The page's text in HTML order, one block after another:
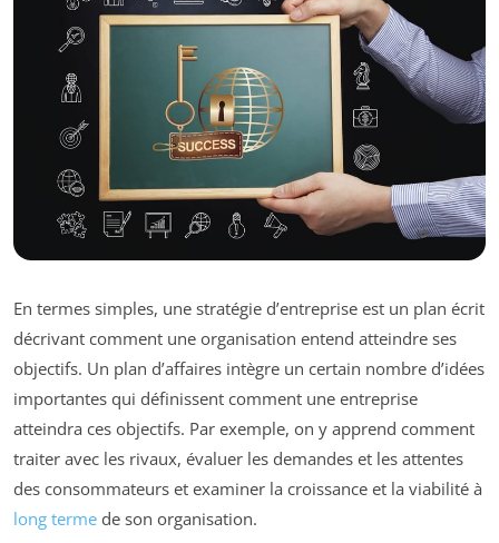
En termes simples, une stratégie d’entreprise est un plan écrit
décrivant comment une organisation entend atteindre ses
objectifs. Un plan d’affaires intègre un certain nombre d’idées
importantes qui définissent comment une entreprise
atteindra ces objectifs. Par exemple, on y apprend comment
traiter avec les rivaux, évaluer les demandes et les attentes
des consommateurs et examiner la croissance et la viabilité à
long terme de son organisation.